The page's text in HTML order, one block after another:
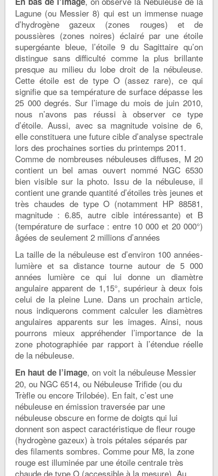
Lagune (ou Messier 8) qui est un immense nuage
d’hydrogène gazeux (zones rouges) et de
poussières (zones noires) éclairé par une étoile
supergéante bleue, l’étoile 9 du Sagittaire qu’on
distingue sans difficulté comme la plus brillante
presque au milieu du lobe droit de la nébuleuse.
Cette étoile est de type O (assez rare), ce qui
signifie que sa température de surface dépasse les
25 000 degrés. Sur l’image du mois de juin 2010,
nous n’avons pas réussi à observer ce type
d’étoile. Aussi, avec sa magnitude voisine de 6,
elle constituera une future cible d’analyse spectrale
lors des prochaines sorties du printemps 2011.
Comme de nombreuses nébuleuses diffuses, M 20
contient un bel amas ouvert nommé NGC 6530
bien visible sur la photo. Issu de la nébuleuse, il
contient une grande quantité d’étoiles très jeunes et
très chaudes de type O (notamment HP 88581,
magnitude : 6.85, autre cible intéressante) et B
(température de surface : entre 10 000 et 20 000°)
âgées de seulement 2 millions d’années
La taille de la nébuleuse est d’environ 100 années-
lumière et sa distance tourne autour de 5 000
années lumière ce qui lui donne un diamètre
angulaire apparent de 1,15°, supérieur à deux fois
celui de la pleine Lune. Dans un prochain article,
nous indiquerons comment calculer les diamètres
angulaires apparents sur les images. Ainsi, nous
pourrons mieux appréhender l’importance de la
zone photographiée par rapport à l’étendue réelle
de la nébuleuse.
En haut de l’image, on voit la nébuleuse Messier
20, ou NGC 6514, ou Nébuleuse Trifide (ou du
Trèfle ou encore Trilobée). En fait, c’est une
nébuleuse en émission traversée par une
nébuleuse obscure en forme de doigts qui lui
donnent son aspect caractéristique de fleur rouge
(hydrogène gazeux) à trois pétales séparés par
des filaments sombres. Comme pour M8, la zone
rouge est illuminée par une étoile centrale très
chaude de type O (accessible à la mesure). Au